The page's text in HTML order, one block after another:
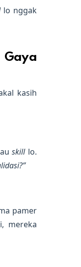
lo nggak
kasih
skilllo.
pamer
mereka